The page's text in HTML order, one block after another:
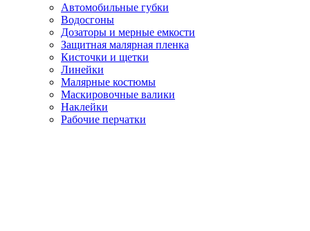
Автомобильные губки
Водосгоны
Дозаторы и мерные емкости
Защитная малярная пленка
Кисточки и щетки
Линейки
Малярные костюмы
Маскировочные валики
Наклейки
Рабочие перчатки